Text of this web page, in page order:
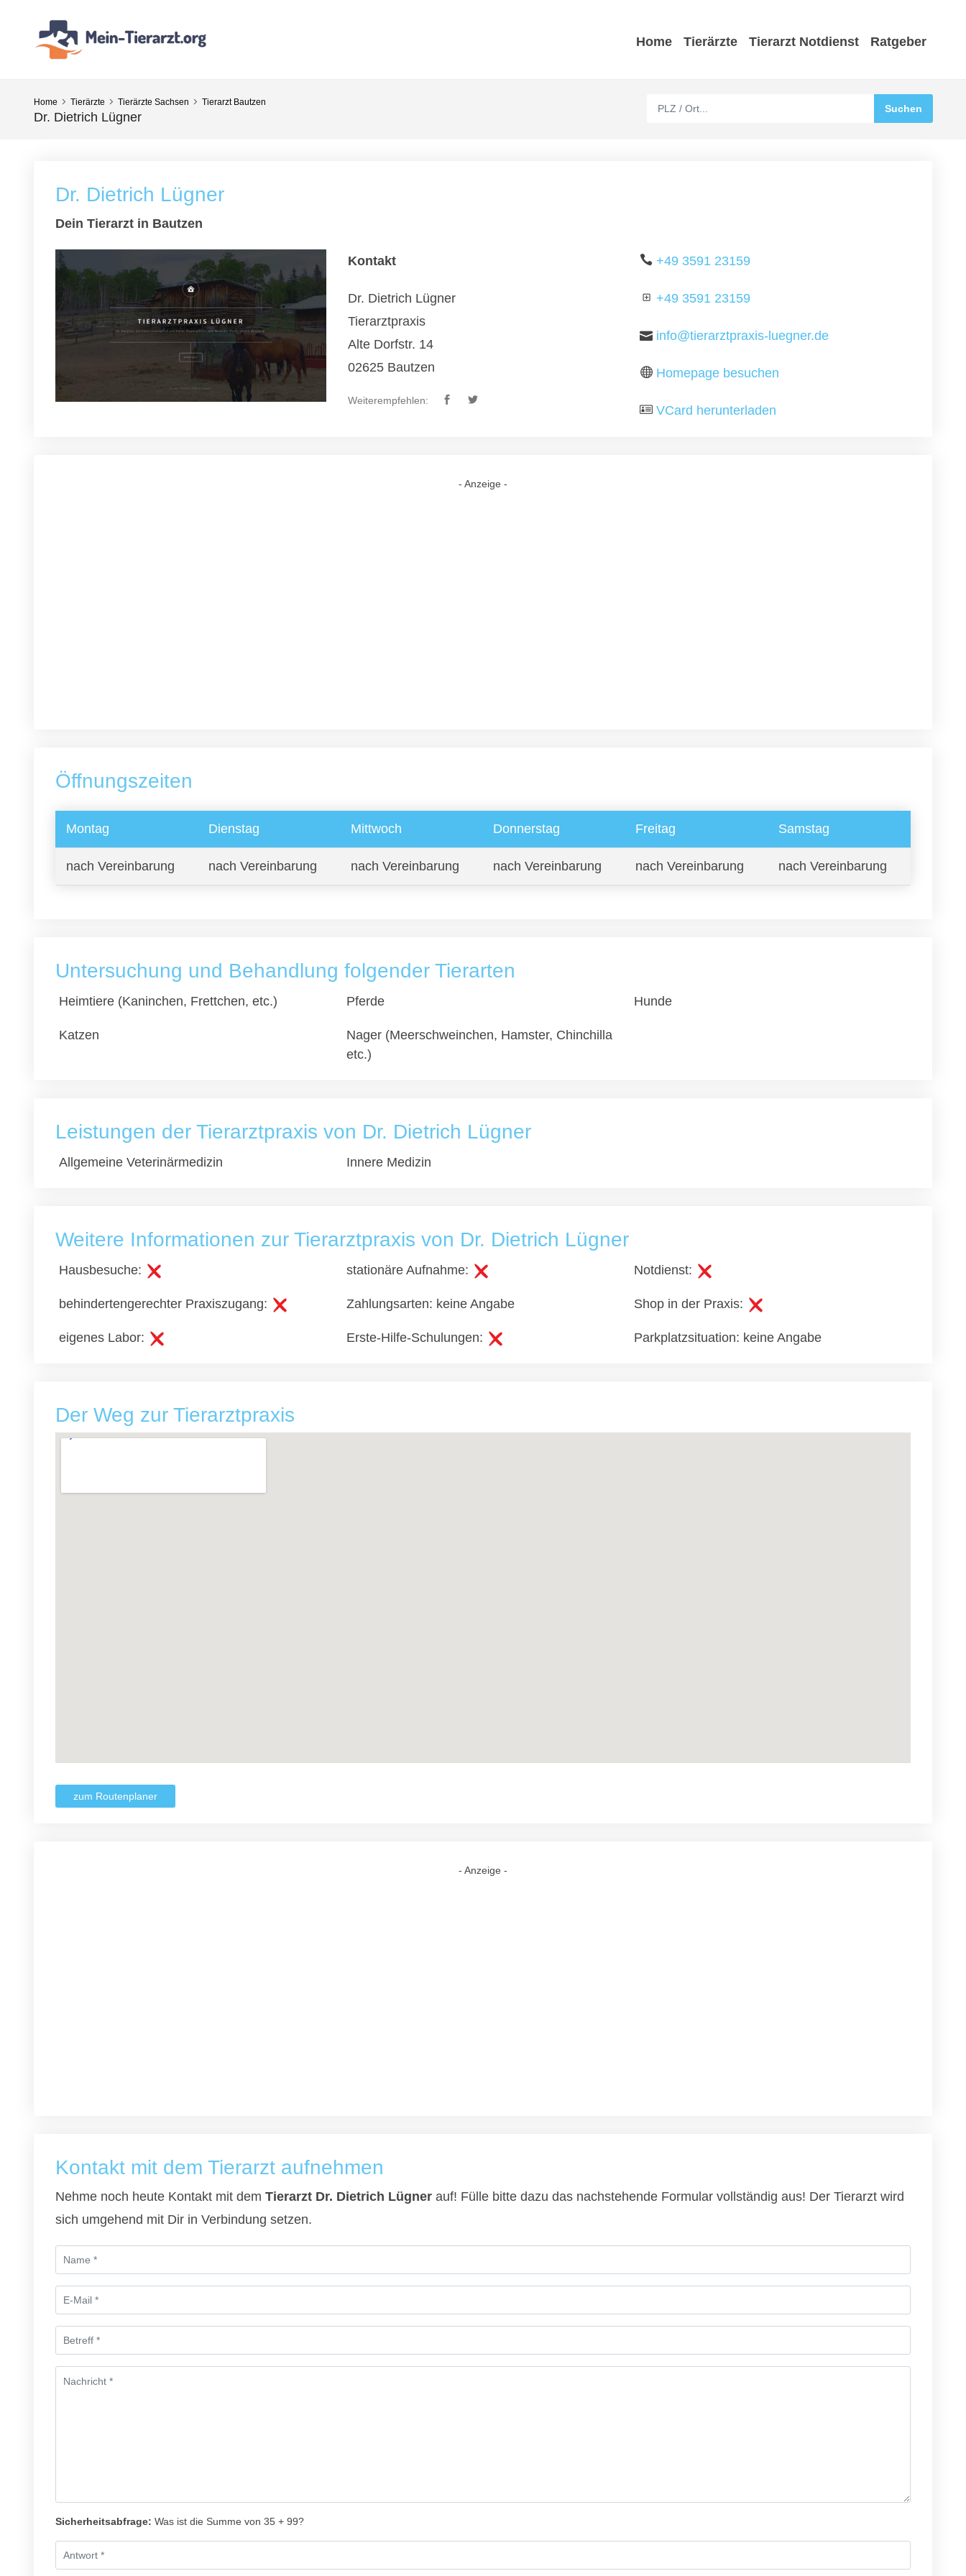
Home Tierärzte Tierarzt Notdienst Ratgeber
Home Tierärzte Tierärzte Sachsen Tierarzt Bautzen
Dr. Dietrich Lügner
Dr. Dietrich Lügner
Dein Tierarzt in Bautzen
Kontakt
Dr. Dietrich Lügner
Tierarztpraxis
Alte Dorfstr. 14
02625 Bautzen
Weiterempfehlen:
+49 3591 23159
+49 3591 23159
info@tierarztpraxis-luegner.de
Homepage besuchen
VCard herunterladen
- Anzeige -
Öffnungszeiten
Montag Dienstag Mittwoch Donnerstag Freitag Samstag
nach Vereinbarung nach Vereinbarung nach Vereinbarung nach Vereinbarung nach Vereinbarung nach Vereinbarung
Untersuchung und Behandlung folgender Tierarten
Heimtiere (Kaninchen, Frettchen, etc.) Pferde Hunde
Katzen
Nager (Meerschweinchen, Hamster, Chinchilla
etc.)
Leistungen der Tierarztpraxis von Dr. Dietrich Lügner
Allgemeine Veterinärmedizin Innere Medizin
Weitere Informationen zur Tierarztpraxis von Dr. Dietrich Lügner
Hausbesuche: stationäre Aufnahme: Notdienst:
behindertengerechter Praxiszugang: Zahlungsarten: keine Angabe Shop in der Praxis:
eigenes Labor: Erste-Hilfe-Schulungen: Parkplatzsituation: keine Angabe
Der Weg zur Tierarztpraxis
zum Routenplaner
- Anzeige -
Kontakt mit dem Tierarzt aufnehmen
Nehme noch heute Kontakt mit dem Tierarzt Dr. Dietrich Lügner auf! Fülle bitte dazu das nachstehende Formular vollständig aus! Der Tierarzt wird
sich umgehend mit Dir in Verbindung setzen.
Sicherheitsabfrage: Was ist die Summe von 35 + 99?